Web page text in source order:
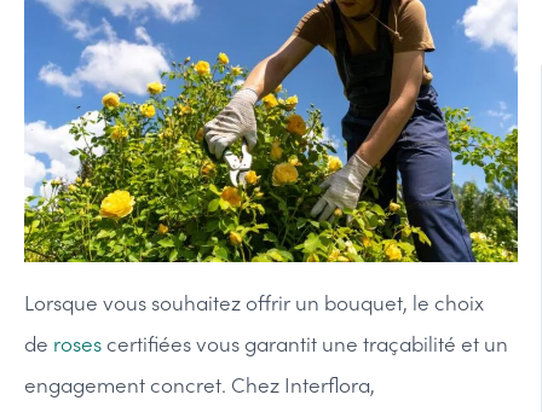
Lorsque vous souhaitez offrir un bouquet, le choix
de roses certifiées vous garantit une traçabilité et un
engagement concret. Chez Interflora,